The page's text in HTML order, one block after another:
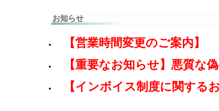
お知らせ
【営業時間変更のご案内】
【重要なお知らせ】悪質な
【インボイス制度に関する